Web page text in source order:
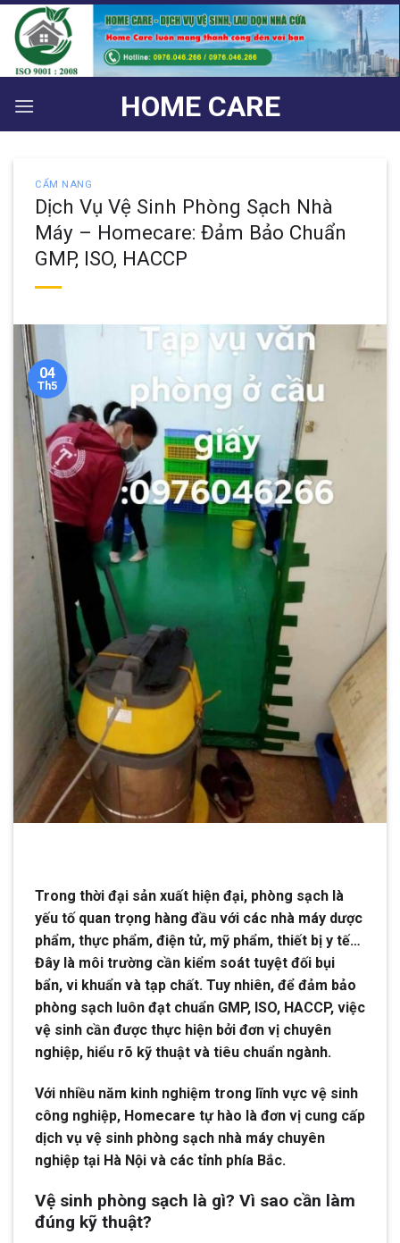
Bỏ
qua
nội
dung
HOME CARE
CẨM NANG
Dịch Vụ Vệ Sinh Phòng Sạch Nhà
Máy – Homecare: Đảm Bảo Chuẩn
GMP, ISO, HACCP
04
Th5
Trong thời đại sản xuất hiện đại, phòng sạch là
yếu tố quan trọng hàng đầu với các nhà máy dược
phẩm, thực phẩm, điện tử, mỹ phẩm, thiết bị y tế…
Đây là môi trường cần kiểm soát tuyệt đối bụi
bẩn, vi khuẩn và tạp chất. Tuy nhiên, để đảm bảo
phòng sạch luôn đạt chuẩn GMP, ISO, HACCP, việc
vệ sinh cần được thực hiện bởi đơn vị chuyên
nghiệp, hiểu rõ kỹ thuật và tiêu chuẩn ngành.
Với nhiều năm kinh nghiệm trong lĩnh vực vệ sinh
công nghiệp, Homecare tự hào là đơn vị cung cấp
dịch vụ vệ sinh phòng sạch nhà máy chuyên
nghiệp tại Hà Nội và các tỉnh phía Bắc.
Vệ sinh phòng sạch là gì? Vì sao cần làm
đúng kỹ thuật?